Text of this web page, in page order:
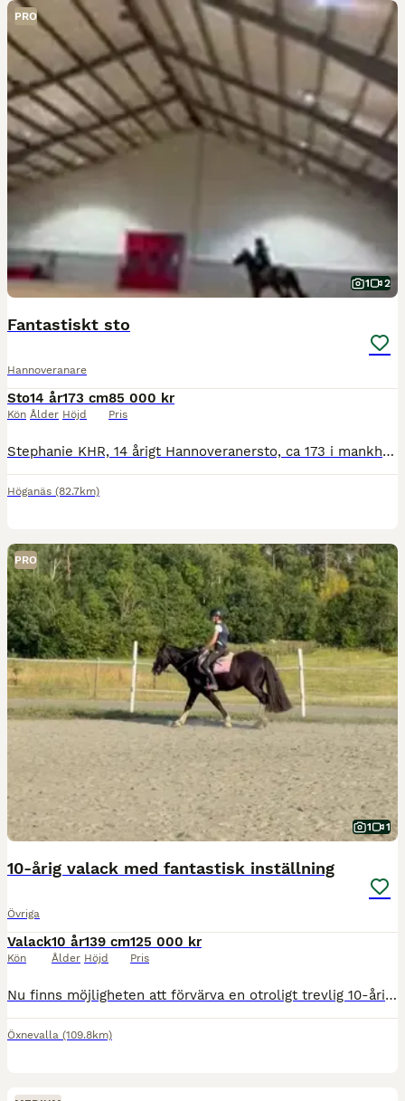
PRO
1 2
Fantastiskt sto
Hannoveranare
Sto
Kön
14 år
Ålder
173 cm
Höjd
85 000 kr
Pris
Stephanie KHR, 14 årigt Hannoveranersto, ca 173 i mankhöjd. Stam: e.Stolzenberg u.Gracia Chanel KHR ee.Gibraleon. Importerat från Tyskland för tre år sedan av förra ägaren. Tävlad hoppning i Tyskla
Höganäs (82.7km)
PRO
1 1
10-årig valack med fantastisk inställning
Övriga
Valack
Kön
10 år
Ålder
139 cm
Höjd
125 000 kr
Pris
Nu finns möjligheten att förvärva en otroligt trevlig 10-årig valack som passar lika bra för den ambitiösa privatryttaren som i en verksamhet. Ted är en lyhörd, arbetsglad och okomplicerad häst med e
Öxnevalla (109.8km)